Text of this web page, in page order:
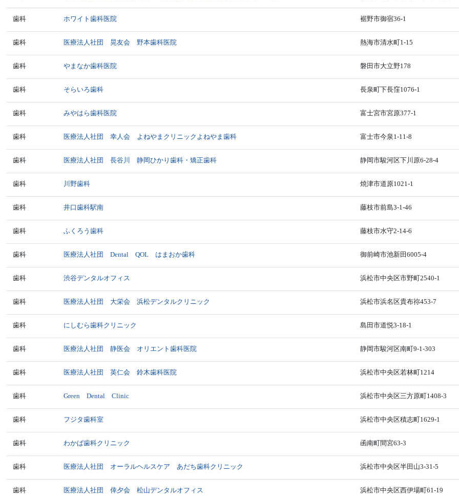
歯科 ホワイト歯科医院 裾野市御宿36-1
歯科 医療法人社団 晃友会 野本歯科医院 熱海市清水町1-15
歯科 やまなか歯科医院 磐田市大立野178
歯科 そらいろ歯科 長泉町下長窪1076-1
歯科 みやはら歯科医院 富士宮市宮原377-1
歯科 医療法人社団 幸人会 よねやまクリニックよねやま歯科 富士市今泉1-11-8
歯科 医療法人社団 長谷川 静岡ひかり歯科・矯正歯科 静岡市駿河区下川原6-28-4
歯科 川野歯科 焼津市道原1021-1
歯科 井口歯科駅南 藤枝市前島3-1-46
歯科 ふくろう歯科 藤枝市水守2-14-6
歯科 医療法人社団 Dental QOL はまおか歯科 御前崎市池新田6005-4
歯科 渋谷デンタルオフィス 浜松市中央区市野町2540-1
歯科 医療法人社団 大栄会 浜松デンタルクリニック 浜松市浜名区貴布祢453-7
歯科 にしむら歯科クリニック 島田市道悦3-18-1
歯科 医療法人社団 静医会 オリエント歯科医院 静岡市駿河区南町9-1-303
歯科 医療法人社団 英仁会 鈴木歯科医院 浜松市中央区若林町1214
歯科 Green Dental Clinic 浜松市中央区三方原町1408-3
歯科 フジタ歯科室 浜松市中央区積志町1629-1
歯科 わかば歯科クリニック 函南町間宮63-3
歯科 医療法人社団 オーラルヘルスケア あだち歯科クリニック 浜松市中央区半田山3-31-5
歯科 医療法人社団 倖夕会 松山デンタルオフィス 浜松市中央区西伊場町61-19